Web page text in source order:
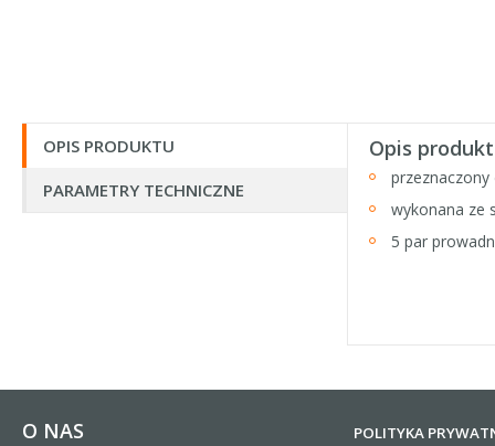
OPIS PRODUKTU
PARAMETRY TECHNICZNE
Opis
wykonana ze
5 par
O NAS POLITYKA